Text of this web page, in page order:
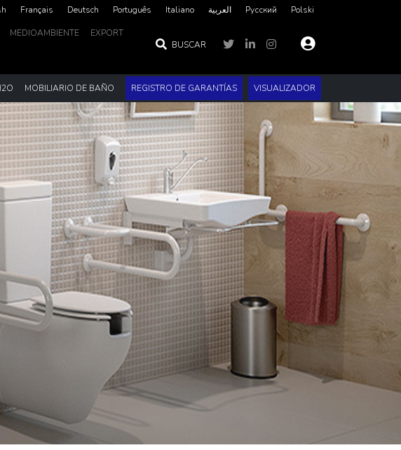
Français Deutsch Português Italiano العربية‏ Русский Polski
MEDIOAMBIENTE EXPORT
BUSCAR
MOBILIARIO DE BAÑO REGISTRO DE GARANTÍAS VISUALIZADOR